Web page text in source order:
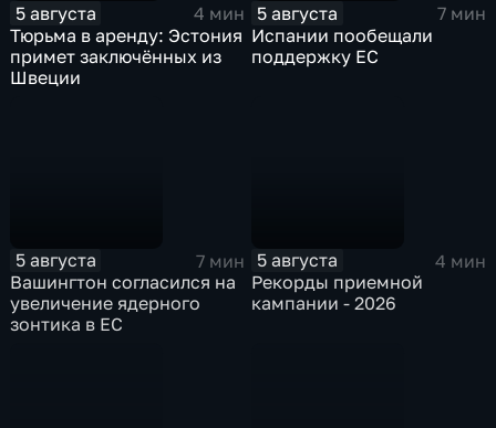
5 августа
4 мин
Тюрьма в аренду: Эстония
примет заключённых из
Швеции
5 августа
7 мин
Испании пообещали
поддержку ЕС
5 августа
7 мин
Вашингтон согласился на
увеличение ядерного
зонтика в ЕС
5 августа
4 мин
Рекорды приемной
кампании - 2026